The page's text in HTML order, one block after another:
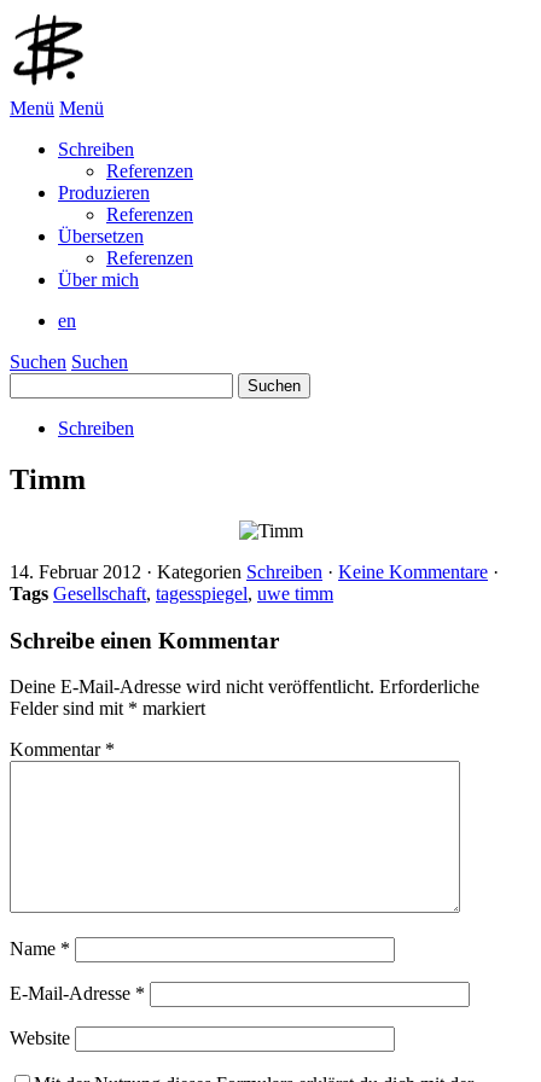
Menü Menü
Schreiben
Referenzen
Produzieren
Referenzen
Übersetzen
Referenzen
Über mich
en
Suchen Suchen
nach:
Schreiben
Timm
14. Februar 2012 · Kategorien Schreiben · Keine Kommentare ·
Tags Gesellschaft, tagesspiegel, uwe timm
Schreibe einen Kommentar
Deine E-Mail-Adresse wird nicht veröffentlicht. Erforderliche
Felder sind mit * markiert
Kommentar *
Name *
E-Mail-Adresse *
Website